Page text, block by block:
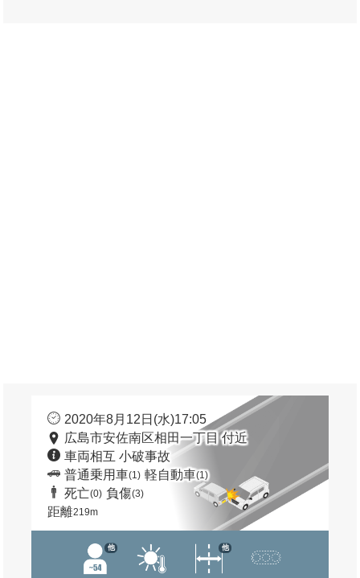
2020年8月12日(水)17:05
広島市安佐南区相田一丁目 付近
車両相互 小破事故
普通乗用車(1) 軽自動車(1)
死亡(0) 負傷(3)
距離219m
他 他